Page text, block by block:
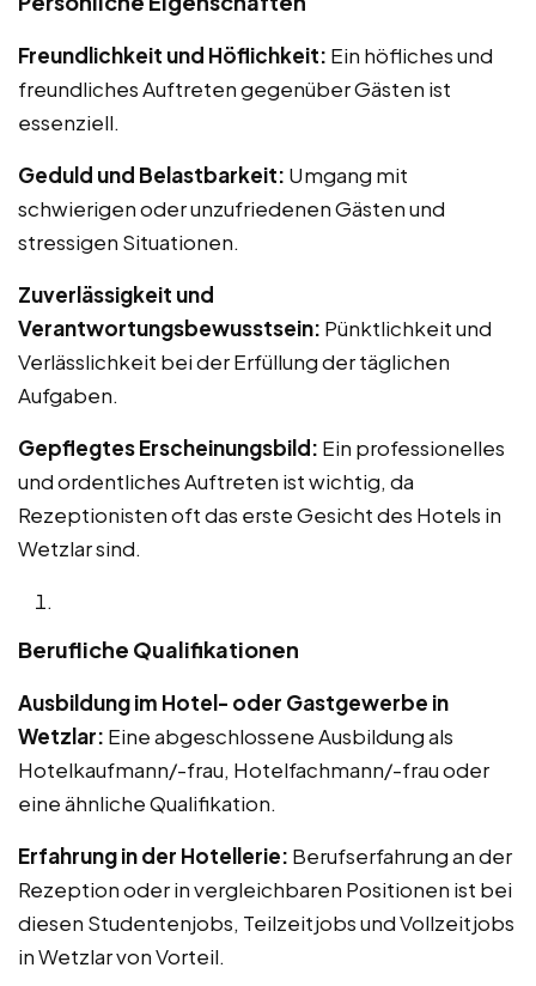
Freundlichkeit und Höflichkeit: Ein höfliches und
freundliches Auftreten gegenüber Gästen ist
essenziell.
Geduld und Belastbarkeit: Umgang mit
schwierigen oder unzufriedenen Gästen und
stressigen Situationen.
Zuverlässigkeit und
Verantwortungsbewusstsein: Pünktlichkeit und
Verlässlichkeit bei der Erfüllung der täglichen
Aufgaben.
Gepflegtes Erscheinungsbild: Ein professionelles
und ordentliches Auftreten ist wichtig, da
Rezeptionisten oft das erste Gesicht des Hotels in
Wetzlar sind.
Berufliche Qualifikationen
Ausbildung im Hotel- oder Gastgewerbe in
Wetzlar: Eine abgeschlossene Ausbildung als
Hotelkaufmann/-frau, Hotelfachmann/-frau oder
eine ähnliche Qualifikation.
Erfahrung in der Hotellerie: Berufserfahrung an der
Rezeption oder in vergleichbaren Positionen ist bei
diesen Studentenjobs, Teilzeitjobs und Vollzeitjobs
in Wetzlar von Vorteil.